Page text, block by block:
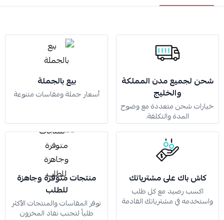
شحن لجميع مدن المملكة
والخليج
خيارات شحن متعددة مع وضوح
المدة والتكلفة.
بيع بالجملة
أسعار جملة ومقاسات متنوعة
كاش باك على مشترياتك
اكسب رصيد مع كل طلب
واستخدمه في مشترياتك القادمة
منتجات متوفرة وجاهزة
للطلب
نوفر المقاسات والمنتجات الأكثر
طلباً لتجنب نفاد المخزون